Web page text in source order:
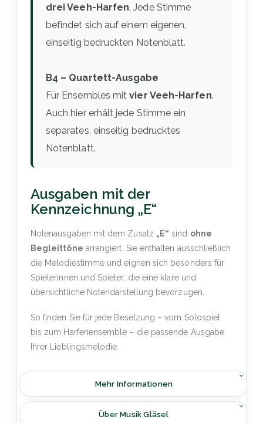
drei Veeh-Harfen. Jede Stimme
befindet sich auf einem eigenen,
einseitig bedruckten Notenblatt.
B4 – Quartett-Ausgabe
Für Ensembles mitvier Veeh-Harfen.
Auch hier erhält jede Stimme ein
separates, einseitig bedrucktes
Notenblatt.
Ausgaben mit der
Kennzeichnung „E“
Notenausgaben mit dem Zusatz „E“ sind ohne
Begleittöne arrangiert. Sie enthalten ausschließlich
die Melodiestimme und eignen sich besonders für
Spielerinnen und Spieler, die eine klare und
übersichtliche Notendarstellung bevorzugen.
So finden Sie für jede Besetzung – vom Solospiel
bis zum Harfenensemble – die passende Ausgabe
Ihrer Lieblingsmelodie.
Mehr Informationen
Über Musik Gläsel